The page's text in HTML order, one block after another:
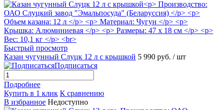
Быстрый просмотр
Казан чугунный Слуцк 12 л с крышкой 5 990 руб. / шт
Подписаться
Подробнее
Купить в 1 клик К сравнению
В избранное Недоступно